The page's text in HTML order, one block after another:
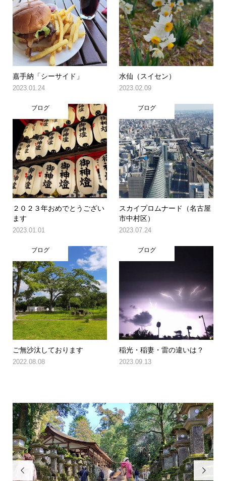
嘉手納「シーサイド」
2023.01.24
水仙（スイセン）
2023.02.09
ブログ
２０２３年おめでとうござい
ます
2023.01.01
ブログ
スカイプロムナード（名古屋
市中村区）
2023.07.24
ブログ
ご無沙汰しております
2022.08.08
ブログ
稲光・稲妻・雷の違いは？
2023.09.13
 